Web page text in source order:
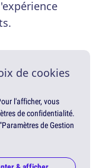
de cookies
l'afficher, vous
de confidentialité.
de Gestion